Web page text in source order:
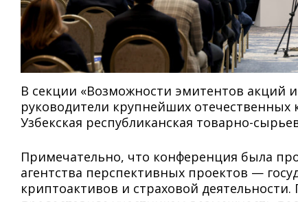
В секции «Возможности эмитентов акций
руководители крупнейших
Узбекская республиканская товарно-
Примечательно, что конференция была
агентства перспективных проектов —
криптоактивов и страховой